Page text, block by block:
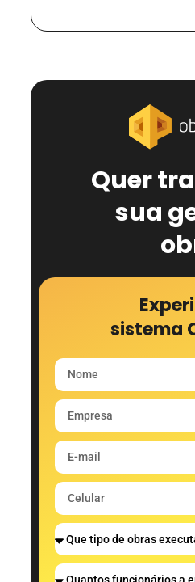
Quer
sua
sistema